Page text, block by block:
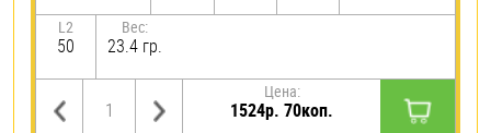
L2
50
Вес:
23.4 гр.
Цена:
1524р. 70коп.